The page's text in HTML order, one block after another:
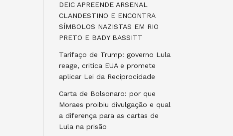
DEIC APREENDE ARSENAL
CLANDESTINO E ENCONTRA
SÍMBOLOS NAZISTAS EM RIO
PRETO E BADY BASSITT
Tarifaço de Trump: governo Lula
reage, critica EUA e promete
aplicar Lei da Reciprocidade
Carta de Bolsonaro: por que
Moraes proibiu divulgação e qual
a diferença para as cartas de
Lula na prisão